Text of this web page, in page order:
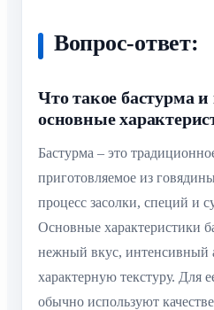
Вопрос-ответ:
Что такое бастурма и
основные
Бастурма – это
приготовляемое из
процесс засолки, специй и
Основные характеристики
нежный вкус, интенсивный
характерную текстуру. Для
обычно используют